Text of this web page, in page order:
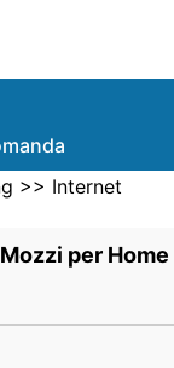
>> Internet
per Home